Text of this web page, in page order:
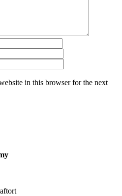
in this browser for the next